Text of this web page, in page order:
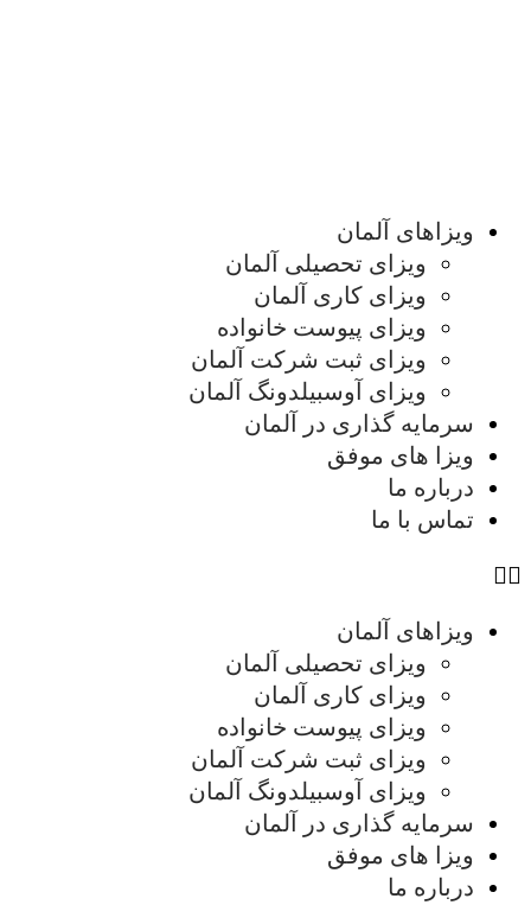
ویزاهای آلمان
ویزای تحصیلی آلمان
ویزای کاری آلمان
ویزای پیوست خانواده
ویزای ثبت شرکت آلمان
ویزای آوسبیلدونگ آلمان
سرمایه گذاری در آلمان
ویزا های موفق
درباره ما
تماس با ما
ویزاهای آلمان
ویزای تحصیلی آلمان
ویزای کاری آلمان
ویزای پیوست خانواده
ویزای ثبت شرکت آلمان
ویزای آوسبیلدونگ آلمان
سرمایه گذاری در آلمان
ویزا های موفق
درباره ما